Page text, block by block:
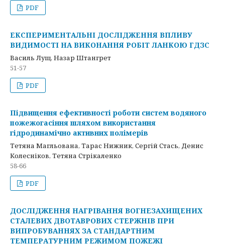
PDF
ЕКСПЕРИМЕНТАЛЬНІ ДОСЛІДЖЕННЯ ВПЛИВУ
ВИДИМОСТІ НА ВИКОНАННЯ РОБІТ ЛАНКОЮ ГДЗС
Василь Лущ, Назар Штангрет
51-57
PDF
Підвищення ефективності роботи систем водяного
пожежогасіння шляхом використання
гідродинамічно активних полімерів
Тетяна Магльована, Тарас Нижник, Сергій Стась, Денис
Колесніков, Тетяна Стрікаленко
58-66
PDF
ДОСЛІДЖЕННЯ НАГРІВАННЯ ВОГНЕЗАХИЩЕНИХ
СТАЛЕВИХ ДВОТАВРОВИХ СТЕРЖНІВ ПРИ
ВИПРОБУВАННЯХ ЗА СТАНДАРТНИМ
ТЕМПЕРАТУРНИМ РЕЖИМОМ ПОЖЕЖІ